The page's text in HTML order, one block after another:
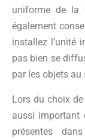
uniforme de la
également
installez l’unité
pas bien se
par les objets au
Lors du choix de
aussi important
présentes